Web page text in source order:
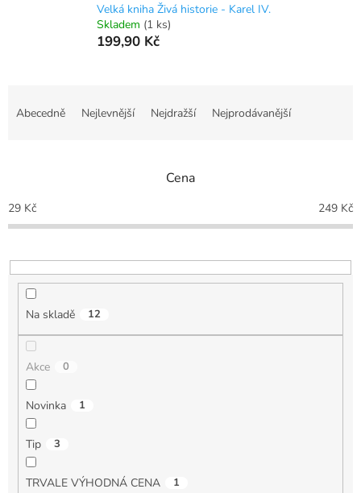
Velká kniha Živá historie - Karel IV.
Skladem (1 ks)
199,90 Kč
p
r
o
u
Abecedně Nejlevnější Nejdražší Nejprodávanější
Cena
29 Kč 249 Kč
Na skladě 12
Akce 0
Novinka 1
Tip 3
TRVALE VÝHODNÁ CENA 1